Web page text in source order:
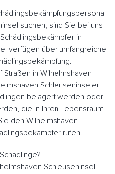
suchen, sind Sie bei uns
in
verfügen über umfangreiche
Straßen in Wilhelmshaven
Schleuseninseler
belagert werden oder
die in Ihren Lebensraum
den Wilhelmshaven
rufen.
Schleuseninsel